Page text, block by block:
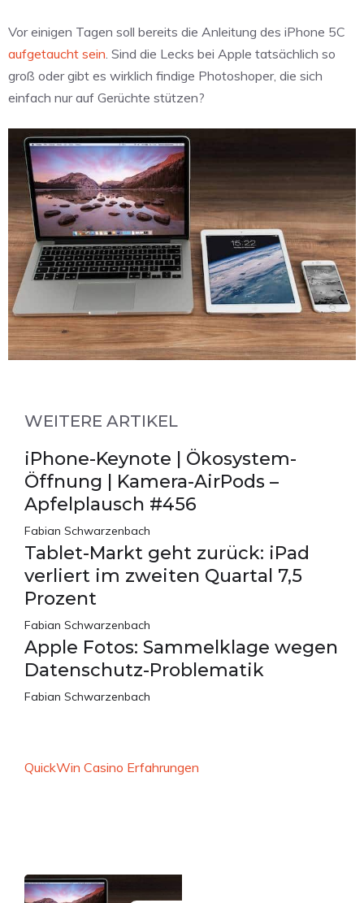
Vor einigen Tagen soll bereits die Anleitung des iPhone 5C
aufgetaucht sein. Sind die Lecks bei Apple tatsächlich so
groß oder gibt es wirklich findige Photoshoper, die sich
einfach nur auf Gerüchte stützen?
WEITERE ARTIKEL
iPhone-Keynote | Ökosystem-
Öffnung | Kamera-AirPods –
Apfelplausch #456
Fabian Schwarzenbach
Tablet-Markt geht zurück: iPad
verliert im zweiten Quartal 7,5
Prozent
Fabian Schwarzenbach
Apple Fotos: Sammelklage wegen
Datenschutz-Problematik
Fabian Schwarzenbach
QuickWin Casino Erfahrungen